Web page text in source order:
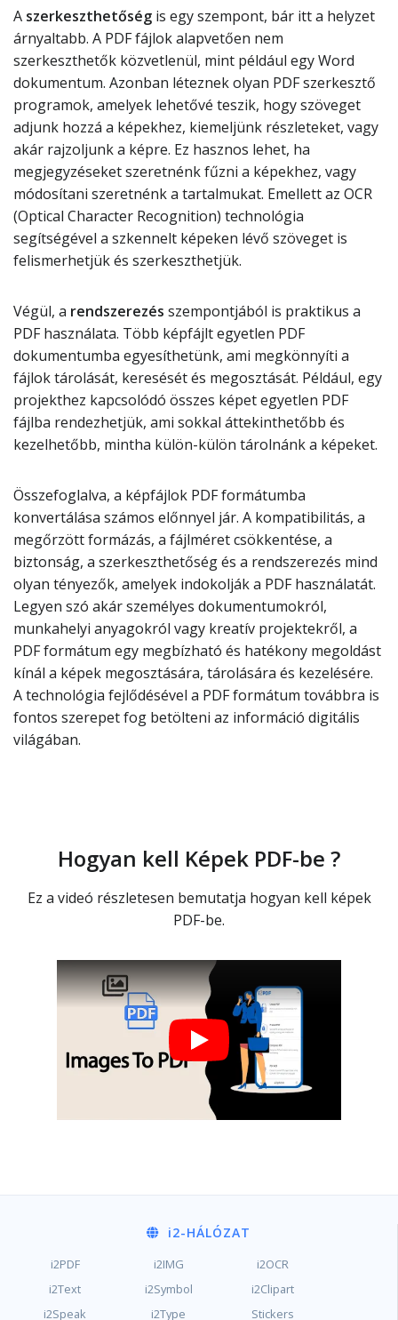
A szerkeszthetőség is egy szempont, bár itt a helyzet
árnyaltabb. A PDF fájlok alapvetően nem
szerkeszthetők közvetlenül, mint például egy Word
dokumentum. Azonban léteznek olyan PDF szerkesztő
programok, amelyek lehetővé teszik, hogy szöveget
adjunk hozzá a képekhez, kiemeljünk részleteket, vagy
akár rajzoljunk a képre. Ez hasznos lehet, ha
megjegyzéseket szeretnénk fűzni a képekhez, vagy
módosítani szeretnénk a tartalmukat. Emellett az OCR
(Optical Character Recognition) technológia
segítségével a szkennelt képeken lévő szöveget is
felismerhetjük és szerkeszthetjük.
Végül, a rendszerezés szempontjából is praktikus a
PDF használata. Több képfájlt egyetlen PDF
dokumentumba egyesíthetünk, ami megkönnyíti a
fájlok tárolását, keresését és megosztását. Például, egy
projekthez kapcsolódó összes képet egyetlen PDF
fájlba rendezhetjük, ami sokkal áttekinthetőbb és
kezelhetőbb, mintha külön-külön tárolnánk a képeket.
Összefoglalva, a képfájlok PDF formátumba
konvertálása számos előnnyel jár. A kompatibilitás, a
megőrzött formázás, a fájlméret csökkentése, a
biztonság, a szerkeszthetőség és a rendszerezés mind
olyan tényezők, amelyek indokolják a PDF használatát.
Legyen szó akár személyes dokumentumokról,
munkahelyi anyagokról vagy kreatív projektekről, a
PDF formátum egy megbízható és hatékony megoldást
kínál a képek megosztására, tárolására és kezelésére.
A technológia fejlődésével a PDF formátum továbbra is
fontos szerepet fog betölteni az információ digitális
világában.
Hogyan kell Képek PDF-be ?
Ez a videó részletesen bemutatja hogyan kell képek
PDF-be.
i2-HÁLÓZAT
i2PDF i2IMG
i2OCR
i2Text
i2Symbol
i2Clipart
i2Speak
i2Type Stickers